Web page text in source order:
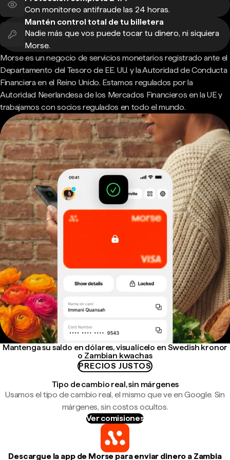
Con monitoreo antifraude las 24 horas.
Mantén control total de tu billetera
Nadie más que vos puede tocar tu dinero, ni siquiera
Morse.
Morse es un negocio de servicios monetarios registrado ante el
Departamento del Tesoro de EE. UU. y la Autoridad de Conducta
Financiera en el Reino Unido. Estamos regulados por la
Autoridad Neerlandesa de los Mercados Financieros en la UE y
trabajamos con socios regulados en todo el mundo.
Mantenga su saldo en dólares, visualícelo en Swedish kronor
o Zambian kwachas
PRECIOS JUSTOS
Tipo de cambio real, sin márgenes
Usamos el tipo de cambio real, el mismo que ve en Google. Sin
márgenes, sin costos ocultos.
Ver comisiones
Descargue la app de Morse para enviar dinero a Zambia